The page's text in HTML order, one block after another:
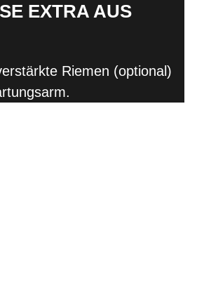
EXTRA AUS
Riemen (optional)